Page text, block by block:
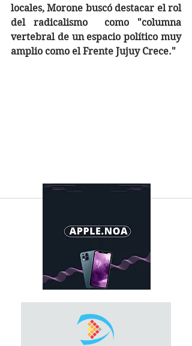
locales, Morone buscó destacar el rol
del radicalismo  como "columna
vertebral de un espacio político muy
amplio como el Frente Jujuy Crece."